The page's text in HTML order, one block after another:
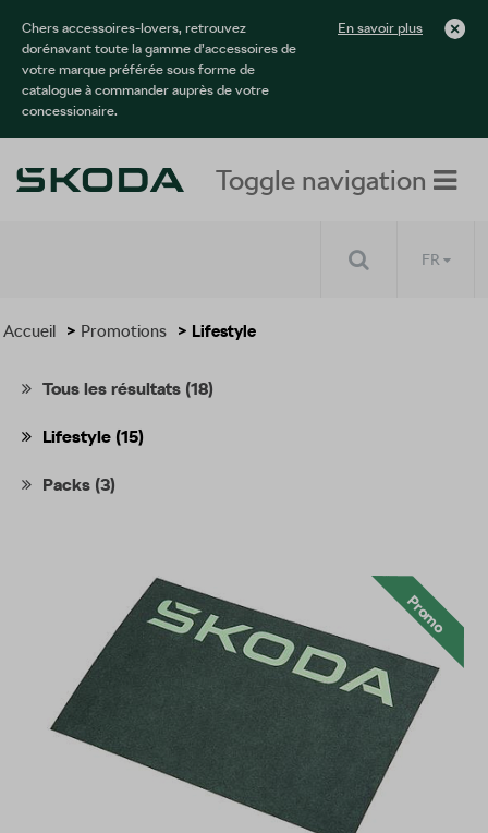
Chers accessoires-lovers, retrouvez
dorénavant toute la gamme d’accessoires de
votre marque préférée sous forme de
catalogue à commander auprès de votre
concessionaire.
En savoir plus
Toggle navigation
FR
Accueil > Promotions > Lifestyle
Tous les résultats (18)
Lifestyle (15)
Packs (3)
Promo